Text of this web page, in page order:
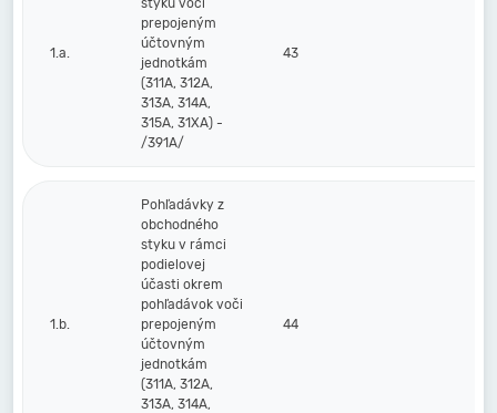
1.a.
styku voči
prepojeným
účtovným
jednotkám
(311A, 312A,
313A, 314A,
315A, 31XA) -
/391A/
43
1.b.
Pohľadávky z
obchodného
styku v rámci
podielovej
účasti okrem
pohľadávok voči
prepojeným
účtovným
jednotkám
(311A, 312A,
313A, 314A,
44